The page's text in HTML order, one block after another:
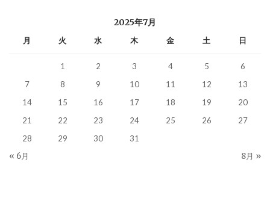
2025年7月
月 火 水 木 金 土 日
1 2 3 4 5
6
7
8 9 10 11 12
13
14
15 16 17 18 19
20
21
22 23 24 25 26
27
28
29 30 31
« 6月 8月 »